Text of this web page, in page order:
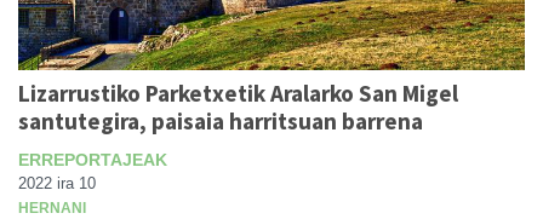
Lizarrustiko Parketxetik Aralarko San Migel
santutegira, paisaia harritsuan barrena
ERREPORTAJEAK
2022 ira 10
HERNANI